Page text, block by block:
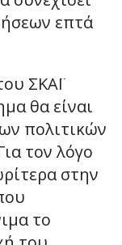
επτά
ΣΚΑΪ
θα είναι
πολιτικών
τον λόγο
στην
το